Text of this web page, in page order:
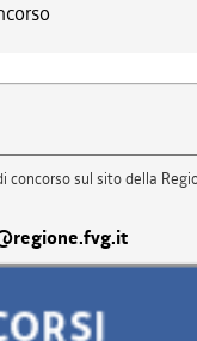
concorso sul sito della